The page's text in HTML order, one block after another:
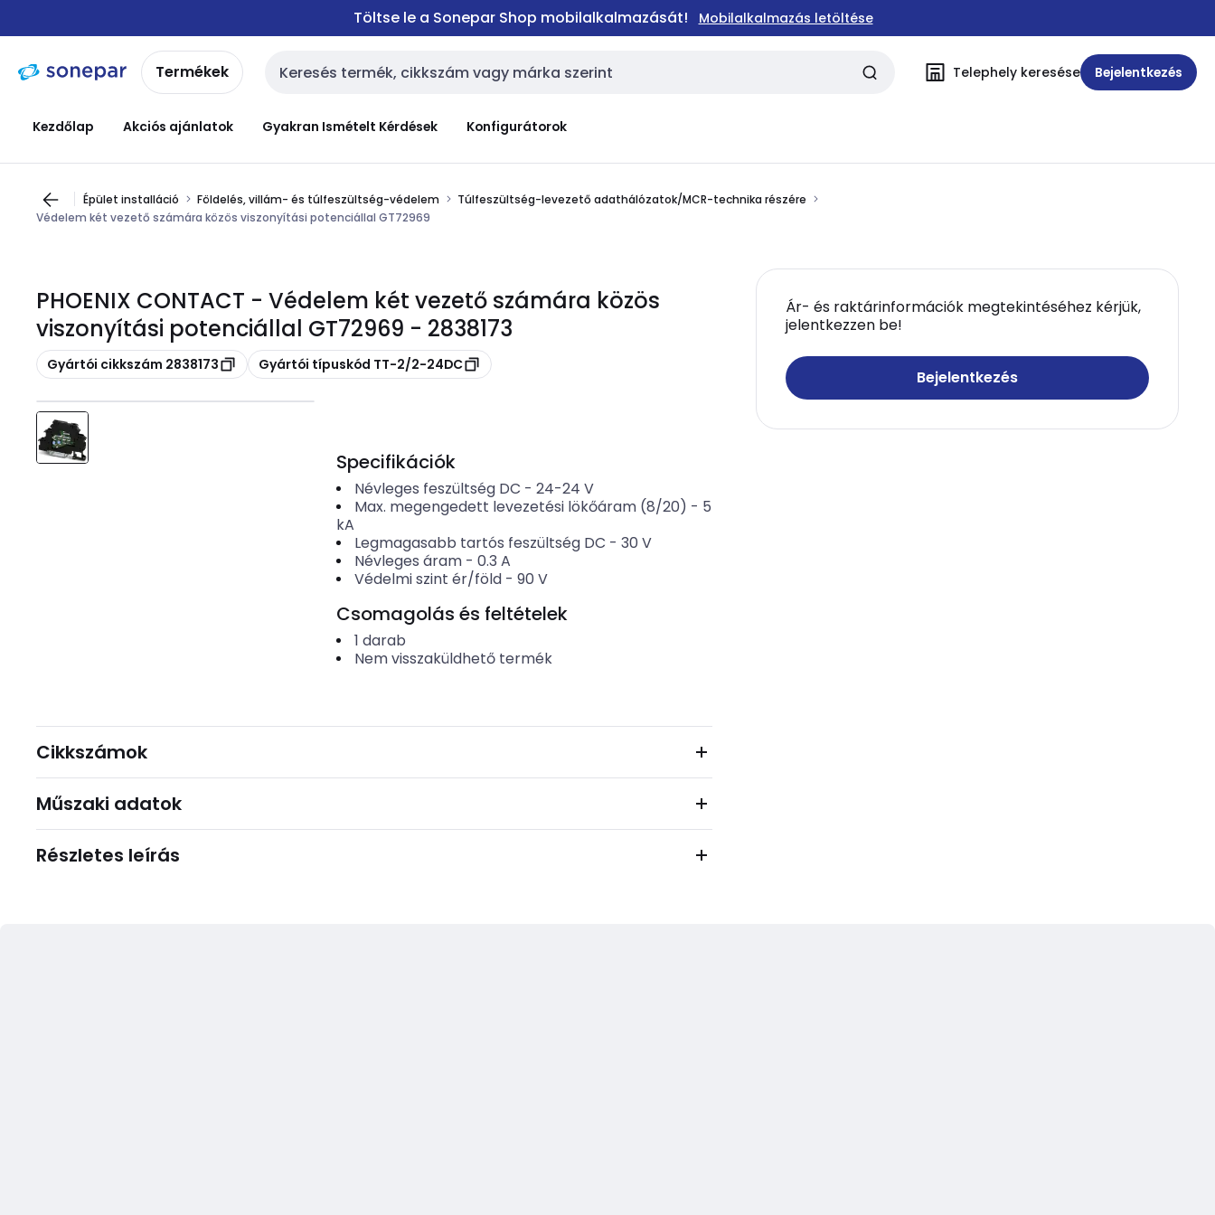
navigációhoztartalomra
Töltse le a Sonepar Shop mobilalkalmazását! Mobilalkalmazás letöltése
Termékek Keresési bemenet Telephely keresése Bejelentkezés
Kezdőlap Akciós ajánlatok Gyakran Ismételt Kérdések Konfigurátorok
Épület installáció Földelés, villám- és túlfeszültség-védelem
Túlfeszültség-levezető adathálózatok/MCR-technika részére
Védelem két vezető számára közös viszonyítási potenciállal GT72969
PHOENIX CONTACT - Védelem két vezető számára közös
viszonyítási potenciállal GT72969 - 2838173
Másolás
Gyártói cikkszám 2838173 Másolás
Gyártói típuskód TT-2/2-24DC
Ár- és raktárinformációk megtekintéséhez kérjük,
jelentkezzen be!
Bejelentkezés
Specifikációk
Névleges feszültség DC - 24-24 V
Max. megengedett levezetési lökőáram (8/20) - 5
kA
Legmagasabb tartós feszültség DC - 30 V
Névleges áram- 0.3 A
Védelmi szint ér/föld- 90 V
Csomagolás és feltételek
1 darab
Nem visszaküldhető termék
Cikkszámok
Műszaki adatok
Részletes leírás